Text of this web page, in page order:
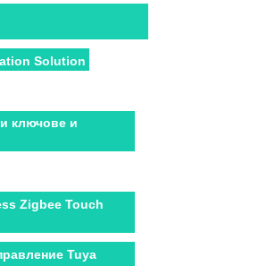
Solution
ключове и
Zigbee Touch
Tuya